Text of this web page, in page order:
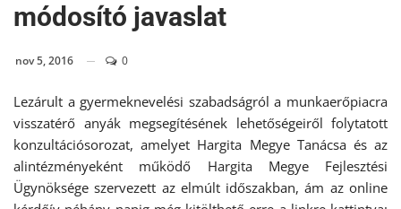
módosító javaslat
nov 5, 2016 0
Lezárult a gyermeknevelési szabadságról a munkaerőpiacra
visszatérő anyák megsegítésének lehetőségeiről folytatott
konzultációsorozat, amelyet Hargita Megye Tanácsa és az
alintézményeként működő Hargita Megye Fejlesztési
Ügynöksége szervezett az elmúlt időszakban, ám az online